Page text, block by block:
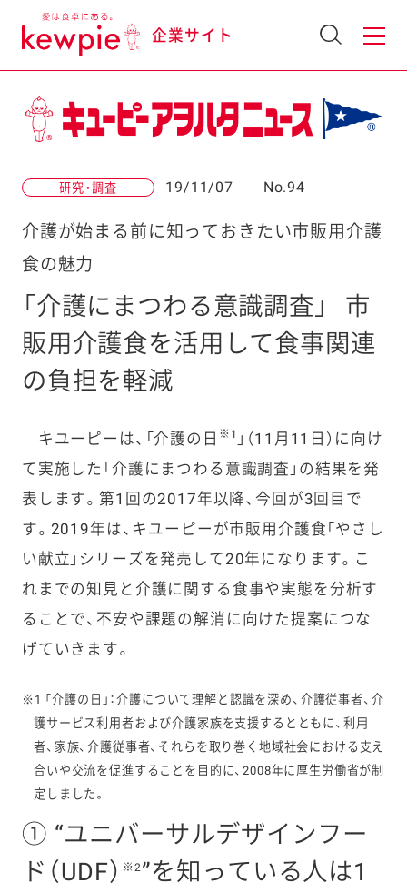
企業サイト
研究・調査 19/11/07 No.94
介護が始まる前に知っておきたい市販用介護
食の魅力
「介護にまつわる意識調査」
市
販用介護食を活用して食事関連
の負担を軽減
キユーピーは、「介護の日 ※1 」（11月11日）に向け
て実施した「介護にまつわる意識調査」の結果を発
表します。第1 回の2017年以降、今回が3回目で
す。2019年は、キユーピーが市販用介護食「やさし
い献立」シリーズを発売して20年になります。こ
れまでの知見と介護に関する食事や実態を分析す
ることで、不安や課題の解消に向けた提案につな
げていきます。
※1 「介護の日」：介護について理解と認識を深め、介護従事者、介
護サービス利用者および介護家族を支援するとともに、利用
者、家族、介護従事者、それらを取り巻く地域社会における支え
合いや交流を促進することを目的に、2008年に厚生労働省が制
定しました。
① “ユニバーサルデザインフー
ド（UDF） ※2 ”を知っている人は1